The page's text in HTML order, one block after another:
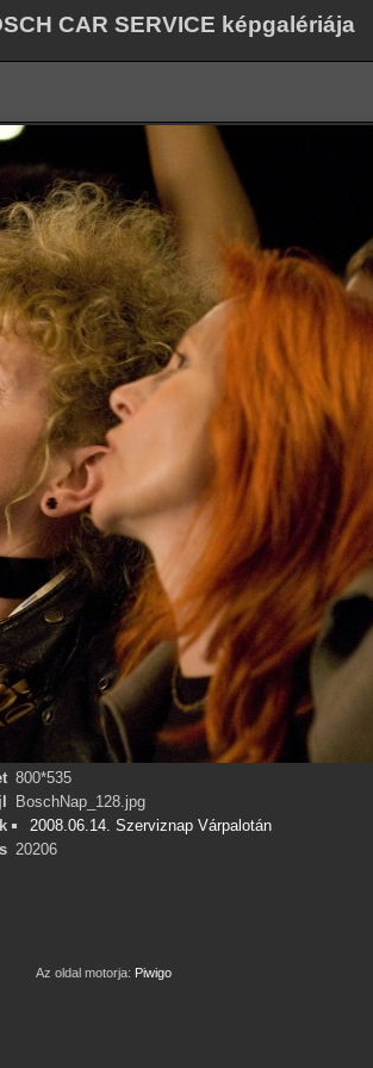
CAR SERVICE képgalériája
800*535
BoschNap_128.jpg
2008.06.14. Szerviznap Várpalotán
20206
Az oldal motorja: Piwigo